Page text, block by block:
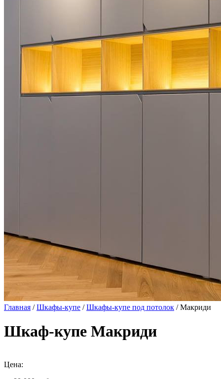
Главная /Шкафы-купе /Шкафы-купе под потолок / Макриди
Шкаф-купе Макриди
Цена: